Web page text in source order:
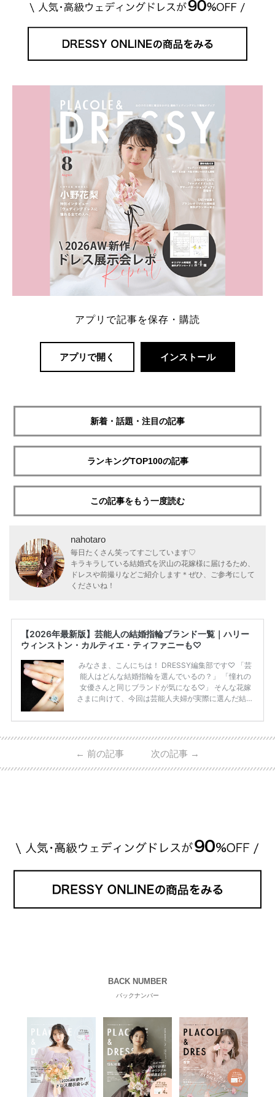
アプリで記事を保存・購読
アプリで開く インストール
新着・話題・注目の記事
ランキングTOP100の記事
この記事をもう一度読む
nahotaro
毎日たくさん笑ってすごしています♡
キラキラしている結婚式を沢山の花嫁様に届けるため、
ドレスや前撮りなどご紹介します＊ぜひ、ご参考にして
くださいね！
【2026年最新版】芸能人の結婚指輪ブランド一覧｜ハリー
ウィンストン・カルティエ・ティファニーも♡
みなさま、こんにちは！ DRESSY編集部です♡ 「芸
能人はどんな結婚指輪を選んでいるの？」 「憧れの
女優さんと同じブランドが気になる♡」 そんな花嫁
さまに向けて、今回は芸能人夫婦が実際に選んだ結婚
ーウィンストンやカルティエ、ティファニーなど世界
日本で人気のブランドまで幅広くご紹介。 さらに、
・愛用している芸能人夫婦 ・リングの特徴や魅力 ・
← 前の記事 次の記事 →
BACK NUMBER
バックナンバー